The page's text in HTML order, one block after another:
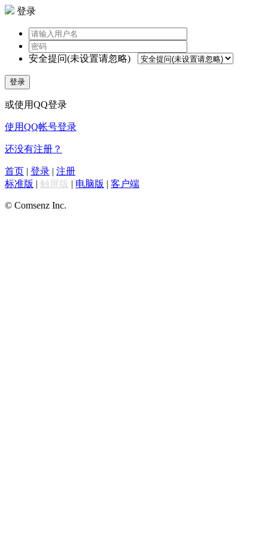
登录
安全提问(未设置请忽略)
登录
或使用QQ登录
使用QQ帐号登录
还没有注册？
首页 | 登录 | 注册
标准版 | 触屏版 | 电脑版 | 客户端
© Comsenz Inc.